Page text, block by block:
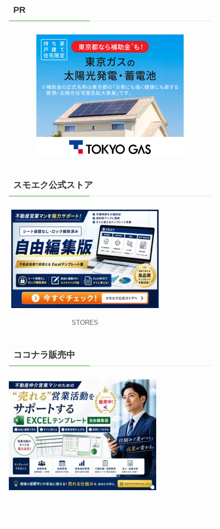
PR
スモエク公式ストア
STORES
ココナラ販売中